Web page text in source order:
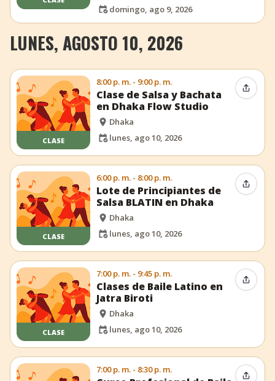
domingo, ago 9, 2026
LUNES, AGOSTO 10, 2026
CLASE
8:00 p. m. - 9:00 p. m.
Clase de Salsa y Bachata
en Dhaka Flow Studio
Dhaka
lunes, ago 10, 2026
CLASE
6:00 p. m. - 8:00 p. m.
Lote de Principiantes de
Salsa BLATIN en Dhaka
Dhaka
lunes, ago 10, 2026
CLASE
7:00 p. m. - 9:45 p. m.
Clases de Baile Latino en
Jatra Biroti
Dhaka
lunes, ago 10, 2026
7:00 p. m. - 8:30 p. m.